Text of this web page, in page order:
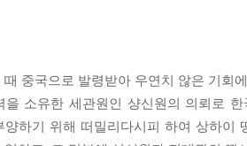
대광은 요행히 샹신원과 꽌시가 맺어져
업무를 언제나 수월하게 풀어주었고,
생의 주인은 나」 중에서
때 중국으로 발령받아 우연치 않은 기회
을 소유한 세관원인 샹신원의 의뢰로
양하기 위해 떠밀리다시피 하여 상하이